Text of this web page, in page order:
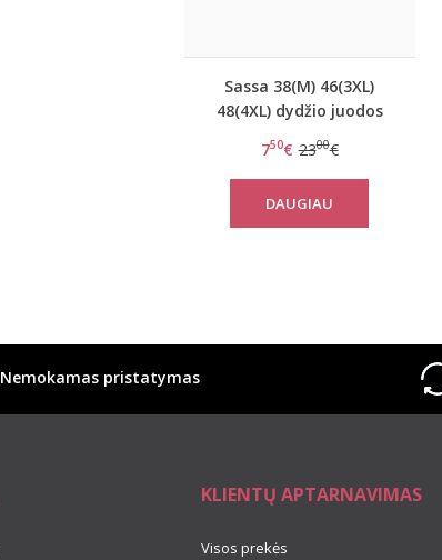
Sassa 38(M) 46(3XL)
48(4XL) dydžio juodos
kelnaitės 44394
750€ 2300€
DAUGIAU
Nemokamas pristatymas
KLIENTŲ APTARNAVIMAS
Visos prekės